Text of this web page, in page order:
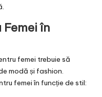
în
femei trebuie să
modă și fashion.
femei în funcție de stil: